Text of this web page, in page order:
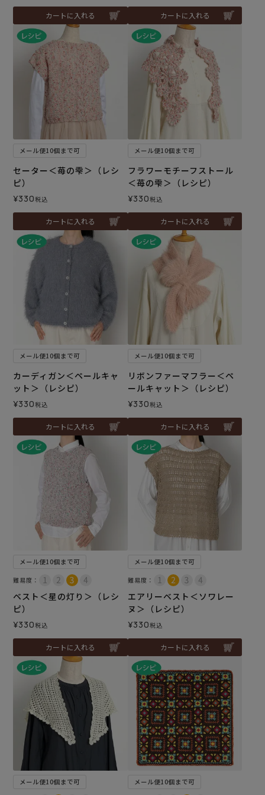
カートに入れる カートに入れる
メール便10個まで可
セーター＜苺の雫＞（レシ
ピ）
¥330税込
カートに入れる
メール便10個まで可
フラワーモチーフストール
＜苺の雫＞（レシピ）
¥330税込
カートに入れる
メール便10個まで可
カーディガン＜ペールキャ
ット＞（レシピ）
¥330税込
カートに入れる
メール便10個まで可
リボンファーマフラー＜ペ
ールキャット＞（レシピ）
¥330税込
カートに入れる
メール便10個まで可
難易度：
ベスト＜星の灯り＞（レシ
ピ）
¥330税込
カートに入れる
メール便10個まで可
難易度：
エアリーベスト＜ソワレー
ヌ＞（レシピ）
¥330税込
カートに入れる
メール便10個まで可 メール便10個まで可